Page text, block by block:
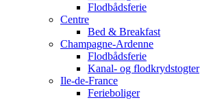
Flodbådsferie
Centre
Bed & Breakfast
Champagne-Ardenne
Flodbådsferie
Kanal- og flodkrydstogter
Ile-de-France
Ferieboliger